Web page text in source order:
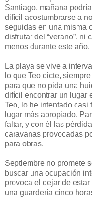
Santiago, mañana
difícil acostumbrarse a
seguidas en una misma
disfrutar del “verano”, ni
menos durante este año.
La playa se vive a
lo que Teo dicte,
para que no pida una
difícil encontrar un lugar
Teo, lo he intentado casi
lugar más apropiado.
faltar, y con él las
caravanas provocadas
para obras.
Septiembre no promete
buscar una ocupación
provoca el dejar de
una guardería cinco